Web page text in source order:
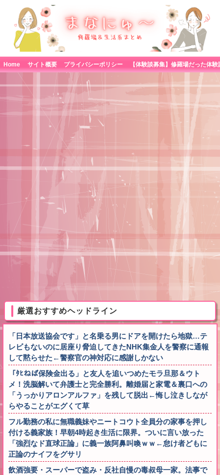
Home サイト概要 プライバシーポリシー
厳選おすすめヘッドライン
「日本放送協会です」と名乗る男にドアを開けたら地獄…テ
レビもないのに居座り脅迫してきたNHK集金人を警察に通報
して黙らせた←警察官の神対応に感謝しかない
「ﾀﾋねば保険金出る」と友人を追いつめたモラ旦那＆ウト
メ！洗脳解いて弁護士と完全勝利。離婚届と家電＆裏口への
「うっかりアロンアルファ」を残して脱出←悔し泣きしなが
らやることがエグくて草
フル勤務の私に無職義妹やニートコウト全員分の家事を押し
付ける義家族！早朝4時起き生活に限界。ついに言い放った
「強烈なド直球正論」に義一族阿鼻叫喚ｗｗ←怠け者どもに
正論のナイフをグサリ
飲酒強要・スーパーで盗み・反社自慢の毒叔母一家。法事で